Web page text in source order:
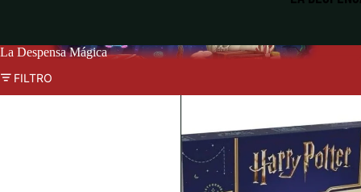
La Despensa Mágica
FILTRO